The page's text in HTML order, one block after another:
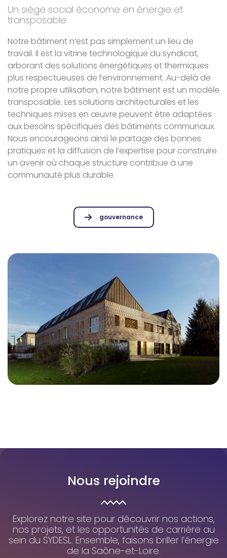
Un siège social économe en énergie et
transposable
Notre bâtiment n’est pas simplement un lieu de
travail. Il est la vitrine technologique du syndicat,
arborant des solutions énergétiques et thermiques
plus respectueuses de l’environnement. Au-delà de
notre propre utilisation, notre bâtiment est un modèle
transposable. Les solutions architecturales et les
techniques mises en œuvre peuvent être adaptées
aux besoins spécifiques des bâtiments communaux.
Nous encourageons ainsi le partage des bonnes
pratiques et la diffusion de l’expertise pour construire
un avenir où chaque structure contribue à une
communauté plus durable.
gouvernance
Nous rejoindre
Explorez notre site pour découvrir nos actions,
nos projets, et les opportunités de carrière au
sein du SYDESL. Ensemble, faisons briller l’énergie
de la Saône-et-Loire.